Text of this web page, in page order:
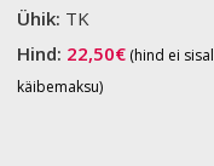
Ühik: TK
Hind: 22,50€ (hind ei
käibemaksu)